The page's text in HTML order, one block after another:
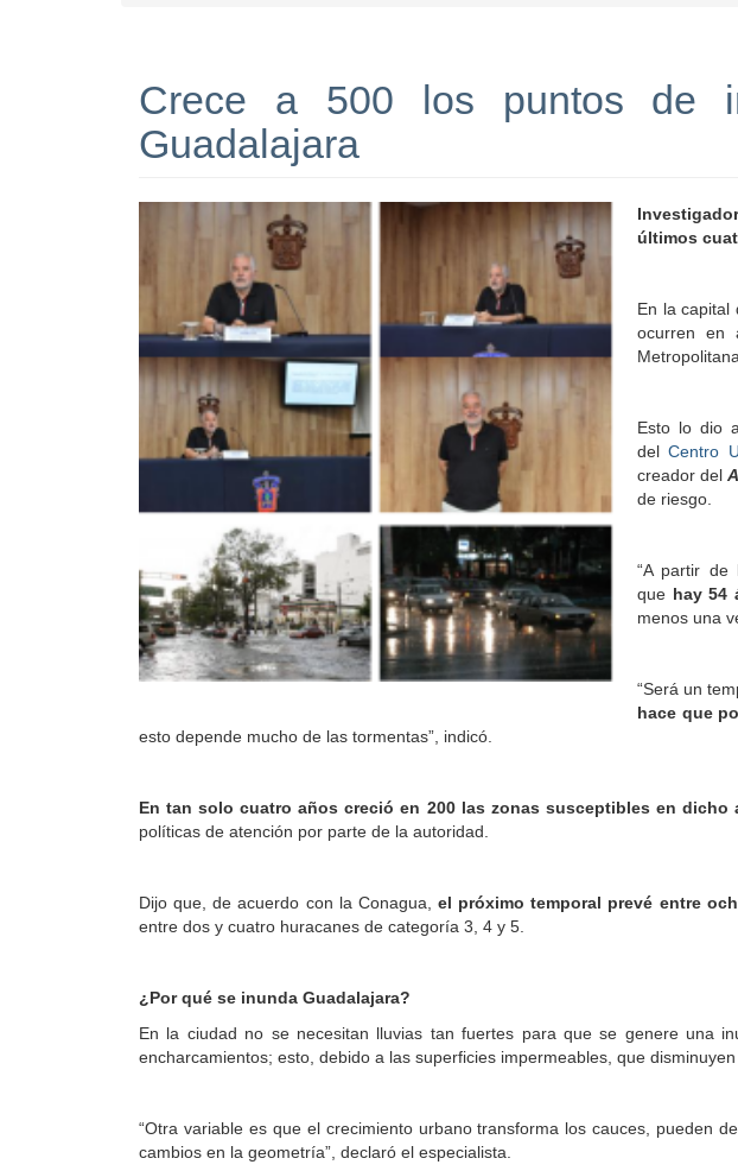
Crece a 500 los puntos de
Guadalajara
últimos
En la capital
ocurren en
Esto lo dio
delCentro
creador del
de riesgo.
“A partir de
que hay 54
menos una
“Será un
hace que
esto depende mucho de las tormentas”, indicó.
En tan solo cuatro años creció en 200 las zonas susceptibles en dicho
políticas de atención por parte de la autoridad.
Dijo que, de acuerdo con la Conagua, el próximo temporal prevé entre
entre dos y cuatro huracanes de categoría 3, 4 y 5.
¿Por qué se inunda Guadalajara?
En la ciudad no se necesitan lluvias tan fuertes para que se genere una
encharcamientos; esto, debido a las superficies impermeables, que
“Otra variable es que el crecimiento urbano transforma los cauces, pueden
cambios en la geometría”, declaró el especialista.